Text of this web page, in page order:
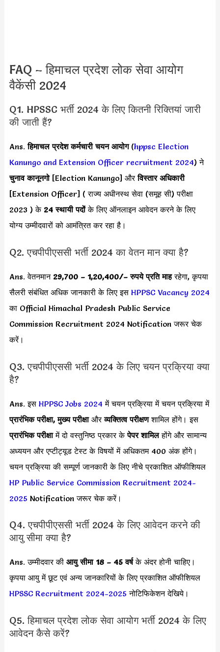
FAQ – हिमाचल प्रदेश लोक सेवा आयोग
वैकेंसी 2024
Q1. HPSSC भर्ती 2024 के लिए कितनी रिक्तियां जारी
की जाती हैं?
Ans.हिमाचल प्रदेश कर्मचारी चयन आयोग(hppsc Election
Kanungo and Extension Officer recruitment 2024) ने
चुनाव कानूनगो[Election Kanungo] औरविस्तार अधिकारी
[Extension Officer] ( राज्य अधीनस्थ सेवा (समूह सी) परीक्षा
2023 ) के24 स्थायी पदोंके लिए ऑनलाइन आवेदन करने के लिए
योग्य उम्मीदवारों को आमंत्रित कर रहा है।
Q2. एचपीपीएससी भर्ती 2024 का वेतन मान क्या है?
Ans. वेतनमान 29,700 – 1,20,400/– रुपये प्रति माहरहेगा, कृपया
सैलरी संबंधित अधिक जानकारी के लिए इस HPPSC Vacancy 2024
का Official Himachal Pradesh Public Service
Commission Recruitment 2024 Notification जरूर चेक
करें।
Q3. एचपीपीएससी भर्ती 2024 के लिए चयन प्रक्रिया क्या
है?
Ans. इस HPPSC Jobs 2024 में चयन प्रक्रिया में चयन प्रक्रिया में
प्रारंभिक परीक्षा, मुख्य परीक्षाऔरव्यक्तित्व परीक्षणशामिल होंगे। इस
प्रारंभिक परीक्षामें दो वस्तुनिष्ठ प्रकार केपेपर शामिलहोंगे और सामान्य
अध्ययन और एप्टीट्यूड टेस्ट के विषयों में अधिकतम 400 अंक होंगे।
चयन प्रक्रिया की सम्पूर्ण जानकारी के लिए नीचे प्रकाशित ऑफीशियल
HP Public Service Commission Recruitment 2024-
2025 Notification जरूर चेक करें।
Q4. एचपीपीएससी भर्ती 2024 के लिए आवेदन करने की
आयु सीमा क्या है?
Ans. उम्मीदवार की आयु सीमा 18 – 45 वर्षके अंदर होनी चाहिए।
कृपया आयु में छूट एवं अन्य जानकारियों के लिए प्रकाशित ऑफीशियल
HPSSC Recruitment 2024-2025 नोटिफिकेशन देखिये।
Q5. हिमाचल प्रदेश लोक सेवा आयोग भर्ती 2024 के लिए
आवेदन कैसे करें?